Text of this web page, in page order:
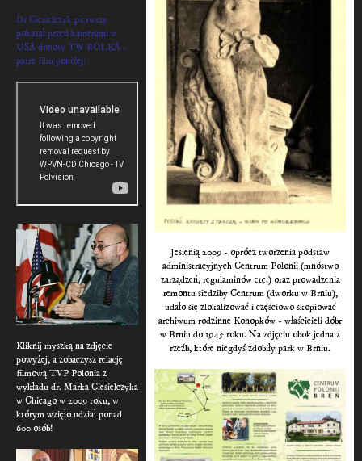
Dr Ciesielczyk pierwszy
pokazał przed kamerami w
USA donosy TW BOLKA -
patrz film poniżej:
Kliknij myszką na zdjęcie
powyżej, a zobaczysz relację
filmową TVP Polonia z
wykładu dr. Marka Ciesielczyka
w Chicago w 2009 roku, w
którym wzięło udział ponad
600 osób!
Jesienią 2009 - oprócz tworzenia podstaw
administracyjnych Centrum Polonii (mnóstwo
zarządzeń, regulaminów etc.) oraz prowadzenia
remontu siedziby Centrum (dworku w Brniu),
udało się zlokalizować i częściowo skopiować
archiwum rodzinne Konopków - właścicieli dóbr
w Brniu do 1945 roku. Na zdjęciu obok jedna z
rzeźb, które niegdyś zdobiły park w Brniu.